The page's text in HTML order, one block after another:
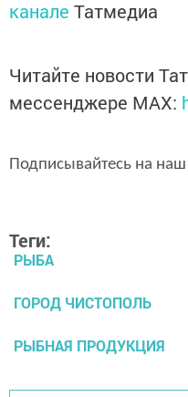
канале Татмедиа
Читайте новости
мессенджере MАХ:
Подписывайтесь на наш
Теги:
РЫБА
ГОРОД ЧИСТОПОЛЬ
РЫБНАЯ ПРОДУКЦИЯ